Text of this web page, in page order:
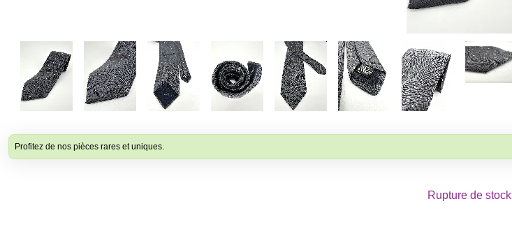
Profitez de nos pièces rares et uniques.
Rupture de stock